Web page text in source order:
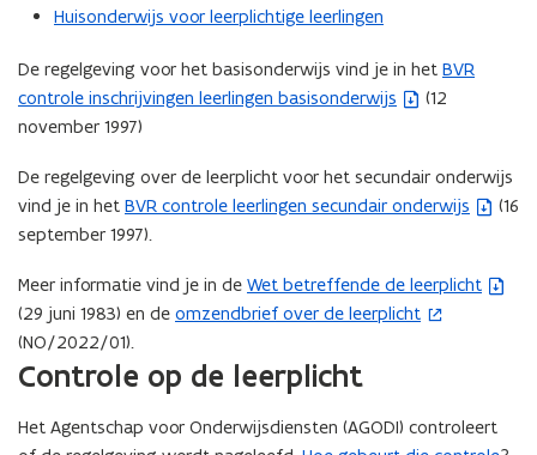
Huisonderwijs voor leerplichtige leerlingen
De regelgeving voor het basisonderwijs vind je in het BVR
controle inschrijvingen leerlingen basisonderwijs
(
b
t
a
o
p
(12
november 1997)
De regelgeving over de leerplicht voor het secundair onderwijs
vind je in het BVR controle leerlingen secundair onderwijs
(
b
s
t
a
n
o
(16
september 1997).
Meer informatie vind je in de Wet betreffende de leerplicht
(
b
s
a
(29 juni 1983) en de omzendbrief over de leerplicht
(
p
n
(NO/2022/01).
Controle op de leerplicht
Het Agentschap voor Onderwijsdiensten (AGODI) controleert